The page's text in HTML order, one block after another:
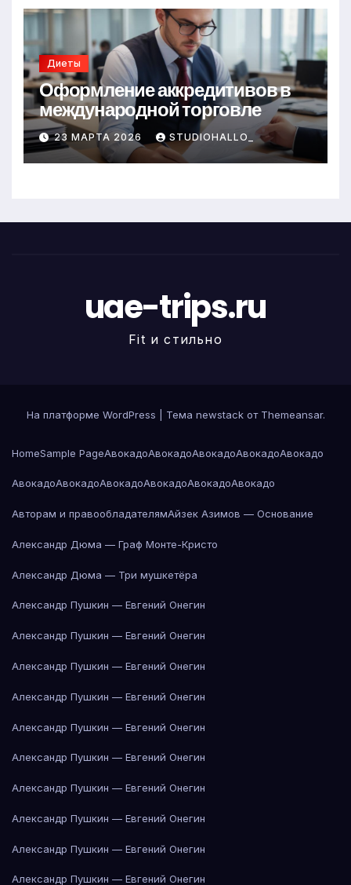
Диеты
Оформление аккредитивов в
международной торговле
23 МАРТА 2026 STUDIOHALLO_
uae-trips.ru
Fit и стильно
На платформе WordPress Тема newstack от Themeansar.
HomeSample PageАвокадоАвокадоАвокадоАвокадоАвокадо
АвокадоАвокадоАвокадоАвокадоАвокадоАвокадо
Авторам и правообладателямАйзек Азимов — Основание
Александр Дюма — Граф Монте-Кристо
Александр Дюма — Три мушкетёра
Александр Пушкин — Евгений Онегин
Александр Пушкин — Евгений Онегин
Александр Пушкин — Евгений Онегин
Александр Пушкин — Евгений Онегин
Александр Пушкин — Евгений Онегин
Александр Пушкин — Евгений Онегин
Александр Пушкин — Евгений Онегин
Александр Пушкин — Евгений Онегин
Александр Пушкин — Евгений Онегин
Александр Пушкин — Евгений Онегин